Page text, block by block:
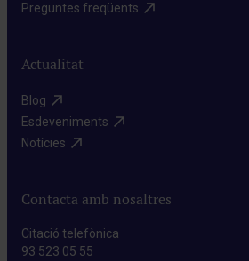
Preguntes freqüents​
Actualitat
Blog​
Esdeveniments​
Notícies​
Contacta amb nosaltres
Citació telefònica
93 523 05 55